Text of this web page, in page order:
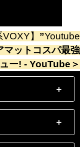
VOXY】 ”Youtube
マットコスパ最強
ー! - YouTube ＞